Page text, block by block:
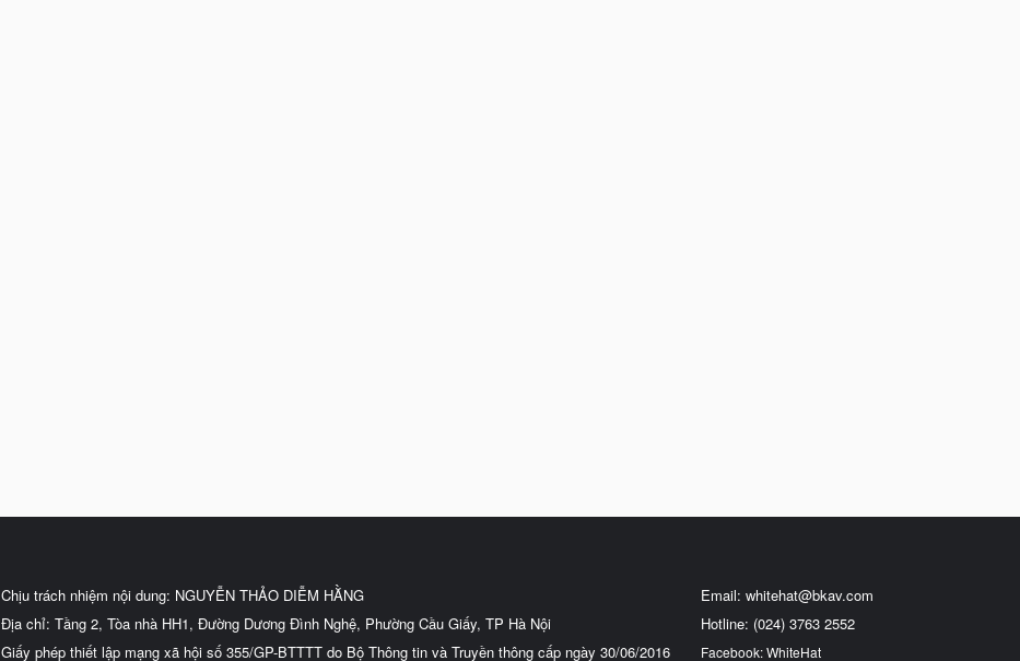
Chịu trách nhiệm nội dung: NGUYỄN THẢO DIỄM HẰNG
Địa chỉ: Tầng 2, Tòa nhà HH1, Đường Dương Đình Nghệ, Phường Cầu Giấy, TP Hà Nội
Giấy phép thiết lập mạng xã hội số 355/GP-BTTTT do Bộ Thông tin và Truyền thông cấp ngày 30/06/2016
Email: whitehat@bkav.com
Hotline: (024) 3763 2552
Facebook: WhiteHat